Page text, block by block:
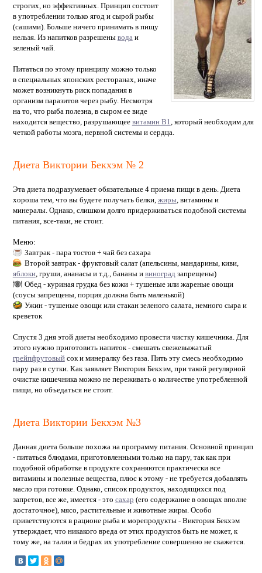
строгих, но эффективных. Принцип состоит
в употреблении только ягод и сырой рыбы
(сашими). Больше ничего принимать в пищу
нельзя. Из напитков разрешены вода и
зеленый чай.
Питаться по этому принципу можно только
в специальных японских ресторанах, иначе
может возникнуть риск попадания в
организм паразитов через рыбу. Несмотря
на то, что рыба полезна, в сыром ее виде
находится вещество, разрушающее витамин В1 , который необходим для
четкой работы мозга, нервной системы и сердца.
Диета Виктории Бекхэм № 2
Эта диета подразумевает обязательные 4 приема пищи в день. Диета
хороша тем, что вы будете получать белки, жиры, витамины и
минералы. Однако, слишком долго придерживаться подобной системы
питания, все-таки, не стоит.
Меню:
Завтрак - пара тостов + чай без сахара
Второй завтрак - фруктовый салат (апельсины, мандарины, киви,
яблоки, груши, ананасы и т.д., бананы и виноград запрещены)
Обед - куриная грудка без кожи + тушеные или жареные овощи
(соусы запрещены, порция должна быть маленькой)
Ужин - тушеные овощи или стакан зеленого салата, немного сыра и
креветок
Спустя 3 дня этой диеты необходимо провести чистку кишечника. Для
этого нужно приготовить напиток - смешать свежевыжатый
грейпфрутовыйсок и минералку без газа. Пить эту смесь необходимо
пару раз в сутки. Как заявляет Виктория Бекхэм, при такой регулярной
очистке кишечника можно не переживать о количестве употребленной
пищи, но объедаться не стоит.
Диета Виктории Бекхэм №3
Данная диета больше похожа на программу питания. Основной принцип
- питаться блюдами, приготовленными только на пару, так как при
подобной обработке в продукте сохраняются практически все
витамины и полезные вещества, плюс к этому - не требуется добавлять
масло при готовке. Однако, список продуктов, находящихся под
запретов, все же, имеется - это сахар (его содержание в овощах вполне
достаточное), мясо, растительные и животные жиры. Особо
приветствуются в рационе рыба и морепродукты - Виктория Бекхэм
утверждает, что никакого вреда от этих продуктов быть не может, к
тому же, на талии и бедрах их употребление совершенно не скажется.